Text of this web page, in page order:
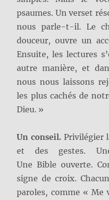
psaumes. Un verset
nous parle-t-il. Le
douceur, ouvre un
Ensuite, les lectures
autre manière, et
nous nous laissons
les plus cachés de
Dieu. »
Un conseil. Privilégier
et des gestes.
Une Bible ouverte.
signe de croix.
paroles, comme « Me